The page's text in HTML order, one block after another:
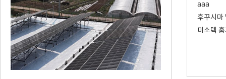
aaa
후꾸시마
미소텍